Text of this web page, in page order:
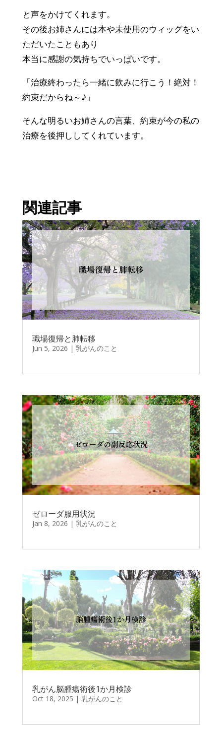
と声をかけてくれます。
その後お姉さんには本や未使用のウィッグをい
ただいたこともあり
本当に感謝の気持ちでいっぱいです。
「治療終わったら一緒に飲みに行こう！絶対！
約束だからね～♪」
そんな明るいお姉さんの言葉、約束が今の私の
治療を後押ししてくれています。
関連記事
職場復帰と肺転移
Jun 5, 2026 | 乳がんのこと
ゼローダ服用状況
Jan 8, 2026 | 乳がんのこと
乳がん脳腫瘍術後1か月検診
Oct 18, 2025 | 乳がんのこと